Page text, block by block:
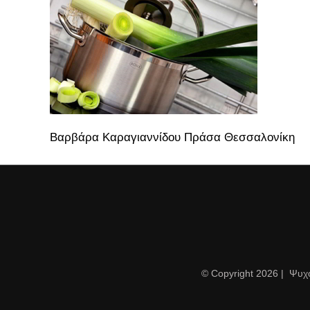
Βαρβάρα Καραγιαννίδου Πράσα Θεσσαλονίκη
© Copyright 2026 |